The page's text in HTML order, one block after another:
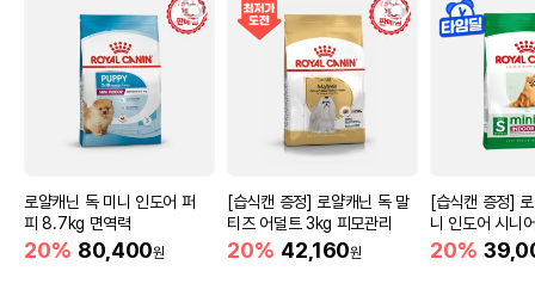
로얄캐닌 독 미니 인도어 퍼
피 8.7kg 면역력
20% 80,400원
[습식캔 증정] 로얄캐닌 독 말
티즈 어덜트 3kg 피모관리
20% 42,160원
[습식캔 증정]
니 인도어 시니
움
20%